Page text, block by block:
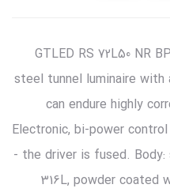
96221813 GTLED RS 72L50
steel tunnel luminaire with
can endure highly
Electronic, bi-power
- the driver is fused.
316L, powder coated